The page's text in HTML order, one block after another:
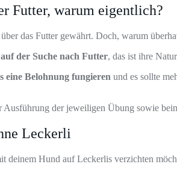
Futter, warum eigentlich?
das Futter gewährt. Doch, warum
auf der Suche nach Futter, das ist ihre
eine Belohnung fungieren und es sollte
Ausführung der jeweiligen Übung sowie
Leckerli
deinem Hund auf Leckerlis verzichten